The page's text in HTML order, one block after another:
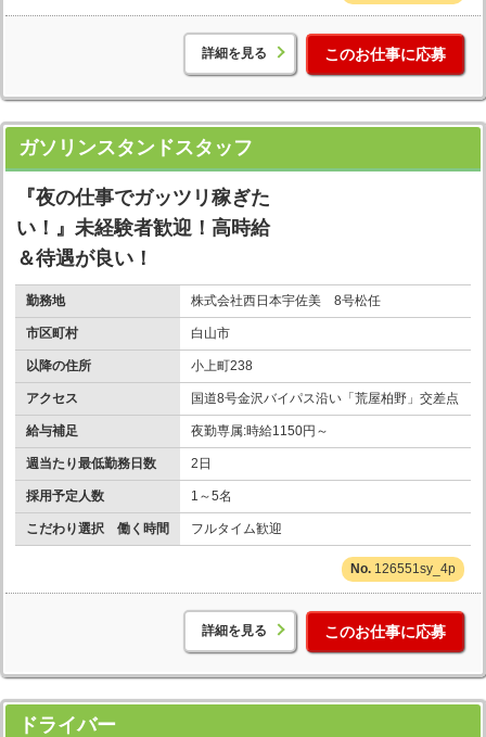
詳細を見る このお仕事に応募
ガソリンスタンドスタッフ
『夜の仕事でガッツリ稼ぎた
い！』未経験者歓迎！高時給
＆待遇が良い！
勤務地 株式会社西日本宇佐美 8号松任
市区町村 白山市
以降の住所 小上町238
アクセス 国道8号金沢バイパス沿い「荒屋柏野」交差点
給与補足 夜勤専属:時給1150円～
週当たり最低勤務日数 2日
採用予定人数 1～5名
こだわり選択 働く時間 フルタイム歓迎
126551sy_4p
詳細を見る このお仕事に応募
ドライバー